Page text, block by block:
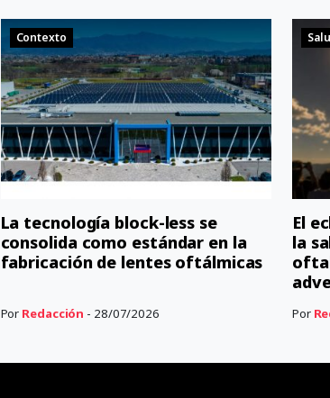
Contexto
La tecnología block-less se
consolida como estándar en la
fabricación de lentes oftálmicas
Por Redacción - 28/07/2026
El
la
Por